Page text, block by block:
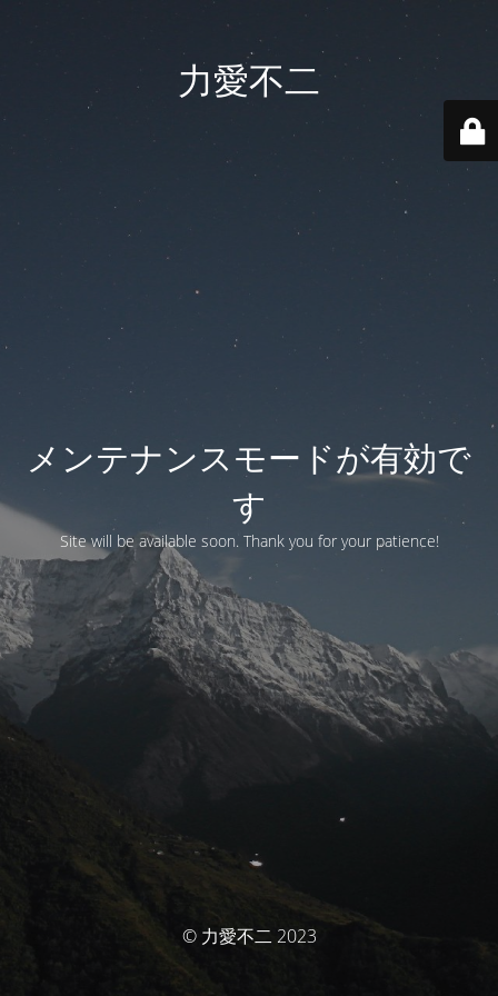
力愛不二
メンテナンスモードが有効で
す
Site will be available soon. Thank you for your patience!
© 力愛不二 2023